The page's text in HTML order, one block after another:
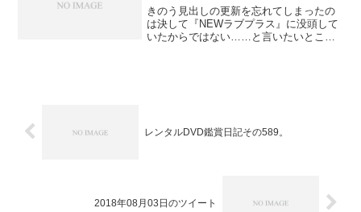
きのう見出しの更新を忘れてしまったの
は決して『NEWラブプラス』に没頭して
いたからではない……と言いたいところ
レンタルDVD鑑賞日記その589。
2018年08月03日のツイート